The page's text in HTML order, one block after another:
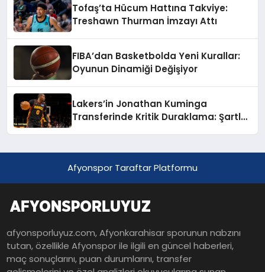
Tofaş’ta Hücum Hattına Takviye:
Treshawn Thurman İmzayı Attı
FIBA’dan Basketbolda Yeni Kurallar:
Oyunun Dinamiği Değişiyor
Lakers’in Jonathan Kuminga
Transferinde Kritik Duraklama: Şartlar
Afyonspor Taraftar Platformu
afyonsporluyuz.com, Afyonkarahisar sporunun nabzını
tutan, özellikle Afyonspor ile ilgili en güncel haberleri,
maç sonuçlarını, puan durumlarını, transfer